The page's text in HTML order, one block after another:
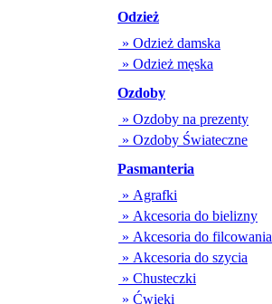
Odzież
» Odzież damska
» Odzież męska
Ozdoby
» Ozdoby na prezenty
» Ozdoby Świateczne
Pasmanteria
» Agrafki
» Akcesoria do bielizny
» Akcesoria do filcowania
» Akcesoria do szycia
» Chusteczki
» Ćwieki